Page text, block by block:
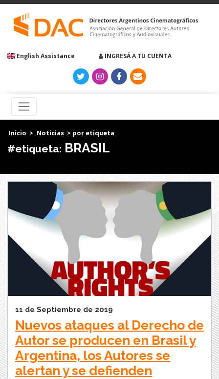
English Assistance INGRESÁ A TU CUENTA
Inicio > Noticias > por etiqueta
#etiqueta: BRASIL
11 de Septiembre de 2019
Nuevos ataques al Derecho de
Autor se producen en Brasil y
Argentina, los Autores se
alertan y se defienden